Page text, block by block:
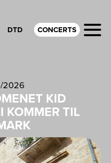
DTD CONCERTS
2026
KID
KOMMER TIL